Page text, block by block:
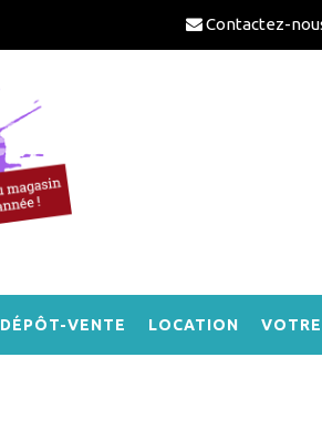
Contactez-
DÉPÔT-VENTE LOCATION